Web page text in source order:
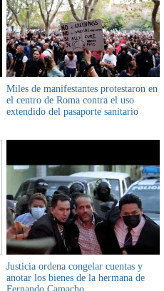
Miles de manifestantes protestaron en
el centro de Roma contra el uso
extendido del pasaporte sanitario
Justicia ordena congelar cuentas y
anotar los bienes de la hermana de